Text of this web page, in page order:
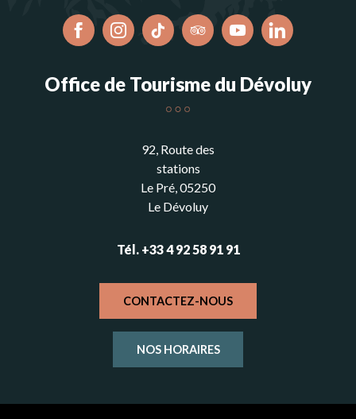
Office de Tourisme du Dévoluy
92, Route des
stations
Le Pré, 05250
Le Dévoluy
Tél. +33 4 92 58 91 91
CONTACTEZ-NOUS
NOS HORAIRES